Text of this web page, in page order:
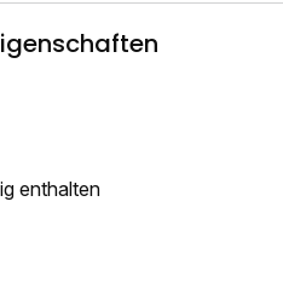
enthalten